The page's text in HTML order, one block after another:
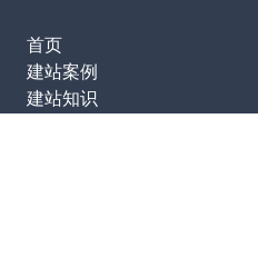
首页
建站案例
建站知识